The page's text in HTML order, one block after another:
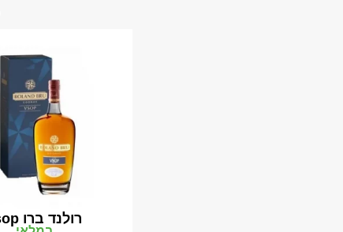
רולנד ברו vsop